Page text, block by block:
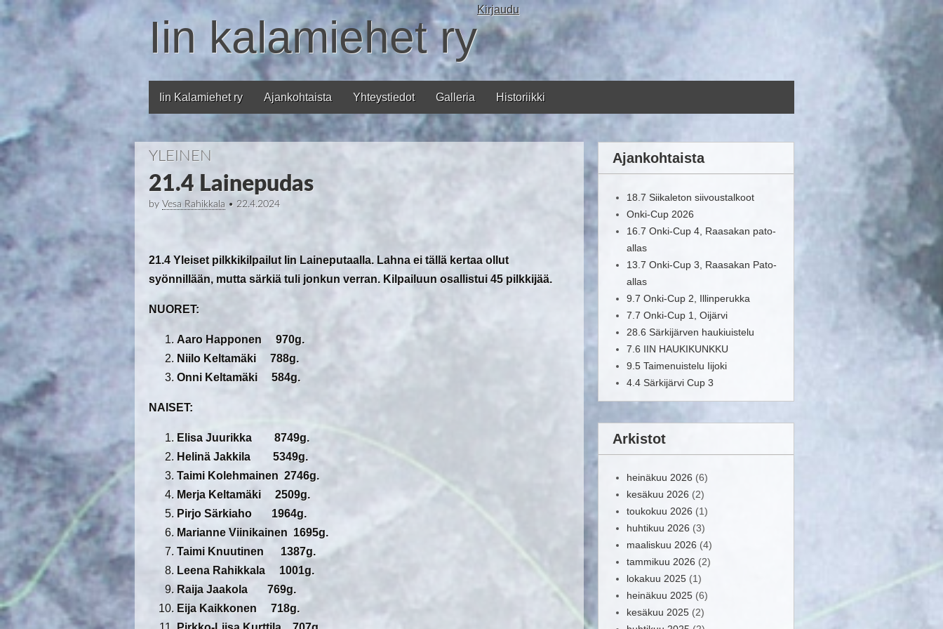
Iin kalamiehet ry
Main menu
Iin Kalamiehet ry Ajankohtaista Yhteystiedot Galleria Historiikki
Kirjaudu
YLEINEN
21.4 Lainepudas
by Vesa Rahikkala • 22.4.2024
21.4 Yleiset pilkkikilpailut Iin Laineputaalla. Lahna ei tällä kertaa ollut
syönnillään, mutta särkiä tuli jonkun verran. Kilpailuun osallistui 45 pilkkijää.
NUORET:
Aaro Happonen 970g.
Niilo Keltamäki 788g.
Onni Keltamäki 584g.
NAISET:
Elisa Juurikka 8749g.
Helinä Jakkila 5349g.
Taimi Kolehmainen 2746g.
Merja Keltamäki 2509g.
Pirjo Särkiaho 1964g.
Marianne Viinikainen 1695g.
Taimi Knuutinen 1387g.
Leena Rahikkala 1001g.
Raija Jaakola 769g.
Eija Kaikkonen 718g.
Ajankohtaista
18.7 Siikaleton siivoustalkoot
Onki-Cup 2026
16.7 Onki-Cup 4, Raasakan pato-
allas
13.7 Onki-Cup 3, Raasakan Pato-
allas
9.7 Onki-Cup 2, Illinperukka
7.7 Onki-Cup 1, Oijärvi
28.6 Särkijärven haukiuistelu
7.6 IIN HAUKIKUNKKU
9.5 Taimenuistelu Iijoki
4.4 Särkijärvi Cup 3
Arkistot
heinäkuu 2026 (6)
kesäkuu 2026 (2)
toukokuu 2026 (1)
huhtikuu 2026 (3)
maaliskuu 2026 (4)
tammikuu 2026 (2)
lokakuu 2025 (1)
heinäkuu 2025 (6)
kesäkuu 2025 (2)